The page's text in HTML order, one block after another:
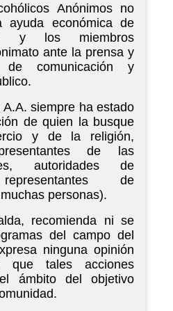
Anónimos no
ayuda económica de
y los miembros
ante la prensa y
de comunicación y
siempre ha estado
de quien la busque
y de la religión,
de las
autoridades de
de
personas).
recomienda ni se
del campo del
ninguna opinión
que tales acciones
ámbito del objetivo